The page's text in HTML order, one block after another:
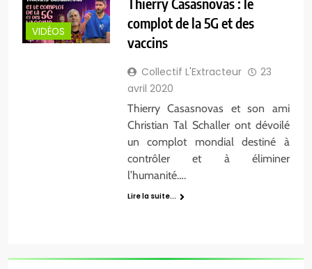
VIDÉOS
complot de la 5G et des
vaccins
Collectif L'Extracteur
23
avril 2020
Thierry Casasnovas et son ami
Christian Tal Schaller ont dévoilé
un complot mondial destiné à
contrôler et à éliminer
l’humanité….
Lire la suite...